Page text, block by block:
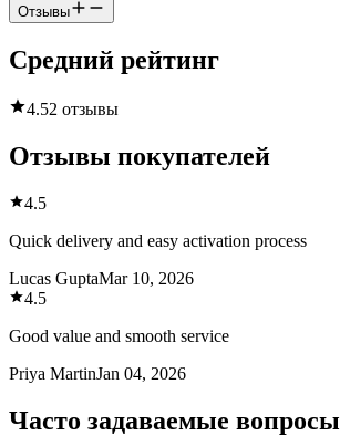
Отзывы
Средний рейтинг
4.52 отзывы
Отзывы покупателей
4.5
Quick delivery and easy activation process
Lucas GuptaMar 10, 2026
4.5
Good value and smooth service
Priya MartinJan 04, 2026
Часто задаваемые вопросы